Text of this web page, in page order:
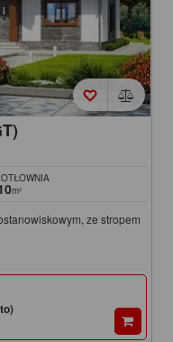
m²
ze stropem